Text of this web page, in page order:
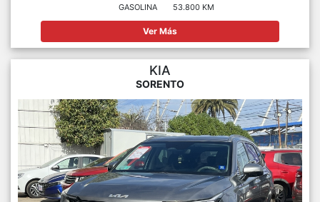
GASOLINA
53.800 KM
Ver Más
KIA
SORENTO